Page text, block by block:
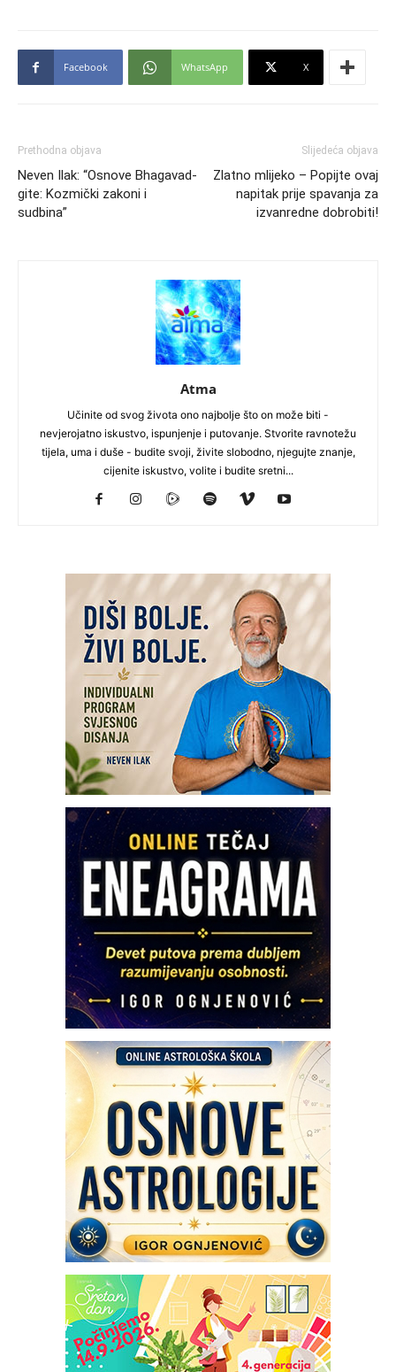
Facebook WhatsApp X
Prethodna objava
Neven Ilak: “Osnove Bhagavad-
gite: Kozmički zakoni i
sudbina”
Slijedeća objava
Zlatno mlijeko – Popijte ovaj
napitak prije spavanja za
izvanredne dobrobiti!
Atma
Učinite od svog života ono najbolje što on može biti -
nevjerojatno iskustvo, ispunjenje i putovanje. Stvorite ravnotežu
tijela, uma i duše - budite svoji, živite slobodno, njegujte znanje,
cijenite iskustvo, volite i budite sretni...